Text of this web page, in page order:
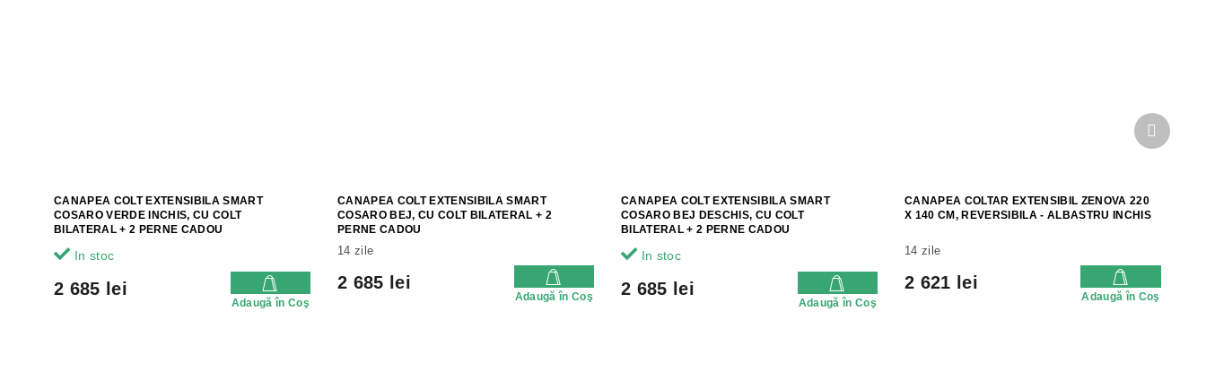
CANAPEA COLT EXTENSIBILA SMART
COSARO VERDE INCHIS, CU COLT
BILATERAL + 2 PERNE CADOU
In stoc
2 685 lei
Adaugă în Coş
CANAPEA COLT EXTENSIBILA SMART
COSARO BEJ, CU COLT BILATERAL + 2
PERNE CADOU
14 zile
2 685 lei
Adaugă în Coş
CANAPEA COLT EXTENSIBILA SMART
COSARO BEJ DESCHIS, CU COLT
BILATERAL + 2 PERNE CADOU
In stoc
2 685 lei
Adaugă în Coş
CANAPEA COLTAR EXTENSIBIL ZENOVA 220
X 140 CM, REVERSIBILA - ALBASTRU INCHIS
14 zile
2 621 lei
Adaugă în Coş
următor